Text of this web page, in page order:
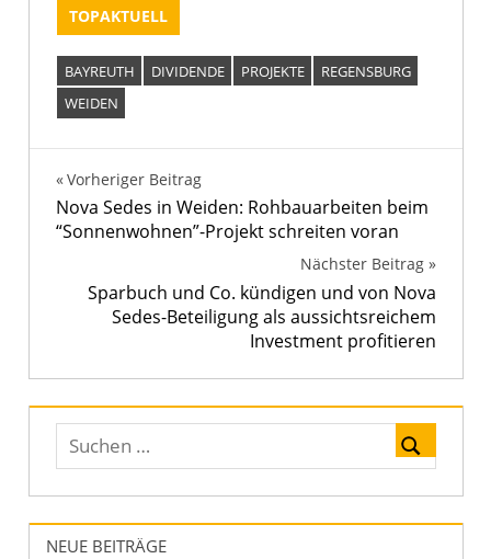
TOPAKTUELL
BAYREUTH DIVIDENDE PROJEKTE
REGENSBURG
WEIDEN
Beitragsnavigation
Vorheriger Beitrag
Nova Sedes in Weiden: Rohbauarbeiten beim
“Sonnenwohnen”-Projekt schreiten voran
Nächster Beitrag
Sparbuch und Co. kündigen und von Nova
Sedes-Beteiligung als aussichtsreichem
Investment profitieren
NEUE BEITRÄGE